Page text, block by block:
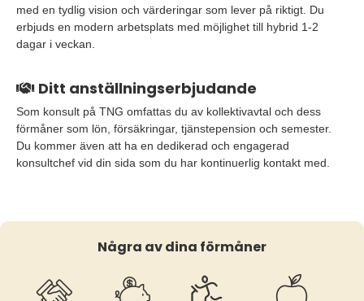
med en tydlig vision och värderingar som lever på riktigt. Du
erbjuds en modern arbetsplats med möjlighet till hybrid 1-2
dagar i veckan.
Ditt anställningserbjudande
Som konsult på TNG omfattas du av kollektivavtal och dess
förmåner som lön, försäkringar, tjänstepension och semester.
Du kommer även att ha en dedikerad och engagerad
konsultchef vid din sida som du har kontinuerlig kontakt med.
Några av dina förmåner